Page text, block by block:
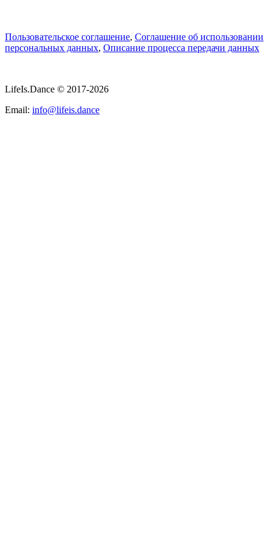
Пользовательское соглашение, Соглашение об использовании
персональных данных, Описание процесса передачи данных
LifeIs.Dance © 2017-2026
Email: info@lifeis.dance